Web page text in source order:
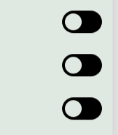
medier och
med.
som de har
& kongress
–